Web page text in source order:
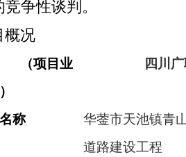
争性谈判。
概况
（项目业
四川
称
华蓥市天池镇青
道路建设工程